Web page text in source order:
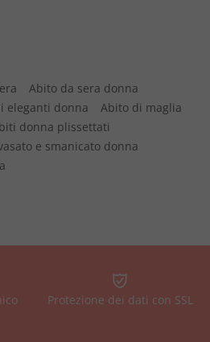
Abito da sera donna
eleganti donna
Abito di maglia
donna plissettati
e smanicato donna
Protezione dei dati con SSL